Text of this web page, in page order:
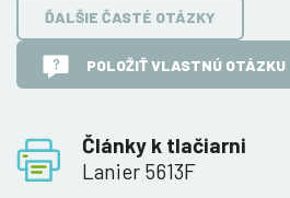
Články k tlačiarni
Lanier 5613F
ĎALŠIE ČASTÉ OTÁZKY
POLOŽIŤ VLASTNÚ OTÁZKU